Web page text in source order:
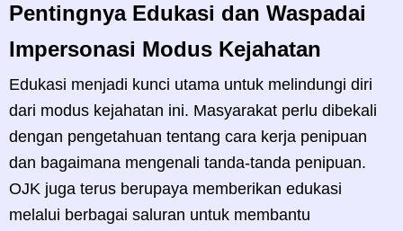
Pentingnya Edukasi dan Waspadai
Impersonasi Modus Kejahatan
Edukasi menjadi kunci utama untuk melindungi diri
dari modus kejahatan ini. Masyarakat perlu dibekali
dengan pengetahuan tentang cara kerja penipuan
dan bagaimana mengenali tanda-tanda penipuan.
OJK juga terus berupaya memberikan edukasi
melalui berbagai saluran untuk membantu